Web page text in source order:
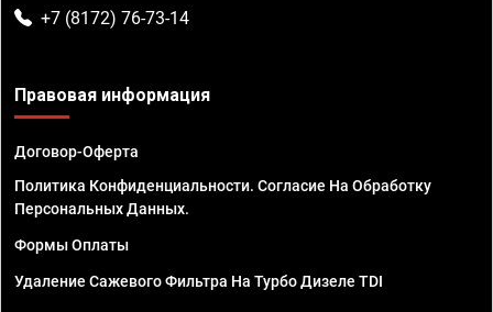
+7 (8172) 76-73-14
Правовая информация
Договор-Оферта
Политика Конфиденциальности. Согласие На Обработку
Персональных Данных.
Формы Оплаты
Удаление Сажевого Фильтра На Турбо Дизеле TDI